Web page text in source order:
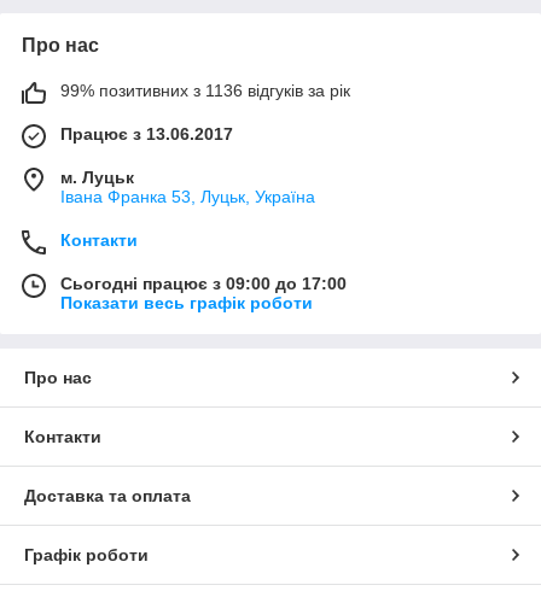
Про нас
99% позитивних з 1136 відгуків за рік
Працює з 13.06.2017
м. Луцьк
Івана Франка 53, Луцьк, Україна
Контакти
Сьогодні працює з 09:00 до 17:00
Показати весь графік роботи
Про нас
Контакти
Доставка та оплата
Графік роботи